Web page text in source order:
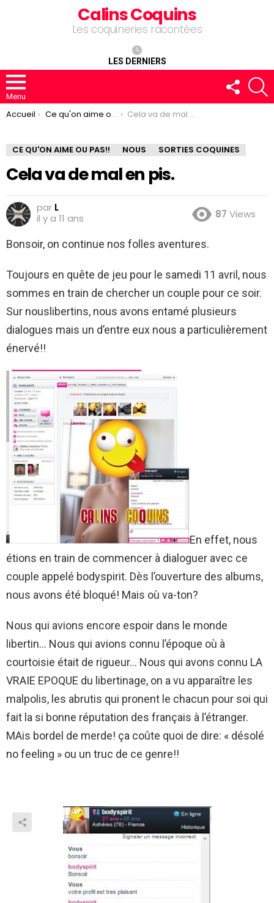
Calins Coquins
Les coquineries racontées
LES DERNIERS
Menu
FOLLOW
US
You are here:
Accueil Ce qu'on aime ou pas!! Cela va de mal en pis.
CE QU'ON AIME OU PAS!! NOUS SORTIES COQUINES
Cela va de mal en pis.
par L
il y a 11 ans
87 Views
Bonsoir, on continue nos folles aventures.
Toujours en quête de jeu pour le samedi 11 avril, nous
sommes en train de chercher un couple pour ce soir.
Sur nouslibertins, nous avons entamé plusieurs
dialogues mais un d’entre eux nous a particulièrement
énervé!!
En effet, nous
étions en train de commencer à dialoguer avec ce
couple appelé bodyspirit. Dès l’ouverture des albums,
nous avons été bloqué! Mais où va-ton?
Nous qui avions encore espoir dans le monde
libertin… Nous qui avions connu l’époque où à
courtoisie était de rigueur… Nous qui avons connu LA
VRAIE EPOQUE du libertinage, on a vu apparaître les
malpolis, les abrutis qui pronent le chacun pour soi qui
fait la si bonne réputation des français à l’étranger.
MAis bordel de merde! ça coûte quoi de dire: « désolé
no feeling » ou un truc de ce genre!!